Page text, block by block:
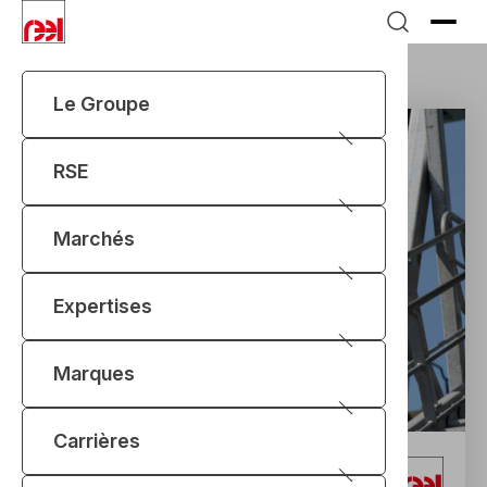
Le Groupe
RSE
Marchés
Expertises
Marques
Carrières
3400+